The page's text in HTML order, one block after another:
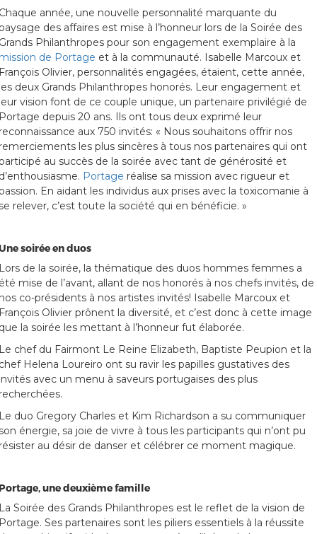
année, une nouvelle personnalité marquante du
des affaires est mise à l’honneur lors de la Soirée des
Philanthropes pour son engagement exemplaire à la
de Portage et à la communauté. Isabelle Marcoux et
Olivier, personnalités engagées, étaient, cette année,
deux Grands Philanthropes honorés. Leur engagement et
vision font de ce couple unique, un partenaire privilégié de
depuis 20 ans. Ils ont tous deux exprimé leur
aux 750 invités: « Nous souhaitons offrir nos
les plus sincères à tous nos partenaires qui ont
au succès de la soirée avec tant de générosité et
Portage réalise sa mission avec rigueur et
En aidant les individus aux prises avec la toxicomanie à
relever, c’est toute la société qui en bénéficie. »
soirée en duos
de la soirée, la thématique des duos hommes femmes a
mise de l’avant, allant de nos honorés à nos chefs invités, de
co-présidents à nos artistes invités! Isabelle Marcoux et
Olivier prônent la diversité, et c’est donc à cette image
la soirée les mettant à l’honneur fut élaborée.
chef du Fairmont Le Reine Elizabeth, Baptiste Peupion et la
Helena Loureiro ont su ravir les papilles gustatives des
avec un menu à saveurs portugaises des plus
duo Gregory Charles et Kim Richardson a su communiquer
énergie, sa joie de vivre à tous les participants qui n’ont pu
au désir de danser et célébrer ce moment magique.
une deuxième famille
Soirée des Grands Philanthropes est le reflet de la vision de
Ses partenaires sont les piliers essentiels à la réussite